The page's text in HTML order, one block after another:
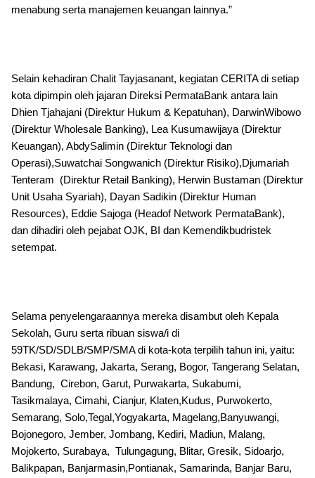
menabung serta manajemen keuangan lainnya.”
Selain kehadiran Chalit Tayjasanant, kegiatan CERITA di setiap
kota dipimpin oleh jajaran Direksi PermataBank antara lain
Dhien Tjahajani (Direktur Hukum & Kepatuhan), DarwinWibowo
(Direktur Wholesale Banking), Lea Kusumawijaya (Direktur
Keuangan), AbdySalimin (Direktur Teknologi dan
Operasi),Suwatchai Songwanich (Direktur Risiko),Djumariah
Tenteram (Direktur Retail Banking), Herwin Bustaman (Direktur
Unit Usaha Syariah), Dayan Sadikin (Direktur Human
Resources), Eddie Sajoga (Headof Network PermataBank),
dan dihadiri oleh pejabat OJK, BI dan Kemendikbudristek
setempat.
Selama penyelengaraannya mereka disambut oleh Kepala
Sekolah, Guru serta ribuan siswa/i di
59TK/SD/SDLB/SMP/SMA di kota-kota terpilih tahun ini, yaitu:
Bekasi, Karawang, Jakarta, Serang, Bogor, Tangerang Selatan,
Bandung, Cirebon, Garut, Purwakarta, Sukabumi,
Tasikmalaya, Cimahi, Cianjur, Klaten,Kudus, Purwokerto,
Semarang, Solo,Tegal,Yogyakarta, Magelang,Banyuwangi,
Bojonegoro, Jember, Jombang, Kediri, Madiun, Malang,
Mojokerto, Surabaya, Tulungagung, Blitar, Gresik, Sidoarjo,
Balikpapan, Banjarmasin,Pontianak, Samarinda, Banjar Baru,